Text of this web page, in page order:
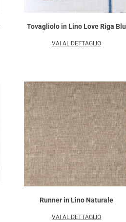
Tovagliolo in Lino Love Riga Blu
VAI AL DETTAGLIO
Runner in Lino Naturale
VAI AL DETTAGLIO